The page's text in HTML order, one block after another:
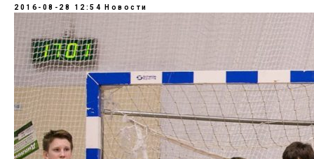
2016-08-28 12:54 Новости